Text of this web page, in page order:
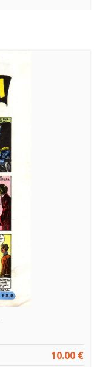
10.00 €